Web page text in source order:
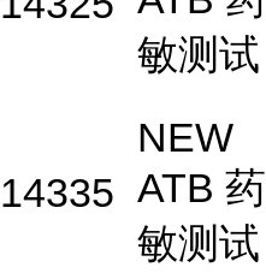
敏测试
14335
NEW
ATB 药
敏测试